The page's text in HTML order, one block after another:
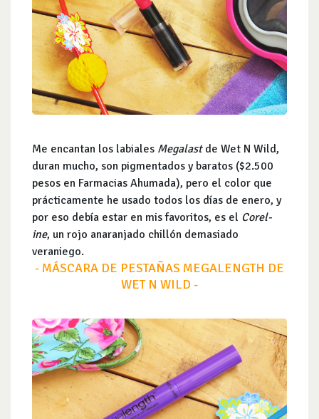
Me encantan los labiales Megalastde Wet N Wild,
duran mucho, son pigmentados y baratos ($2.500
pesos en Farmacias Ahumada), pero el color que
prácticamente he usado todos los días de enero, y
por eso debía estar en mis favoritos, es el Corel-
ine, un rojo anaranjado chillón demasiado
veraniego.
- MÁSCARA DE PESTAÑAS MEGALENGTH DE
WET N WILD -